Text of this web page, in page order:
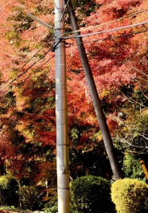
した秋景色が美しい／
会や演奏会も／成田山
さの紅葉が園内を彩
イトアップあり）